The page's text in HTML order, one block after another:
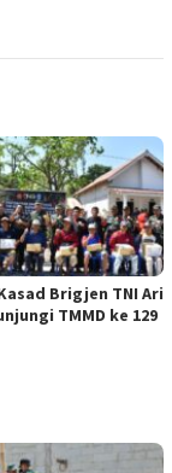
Brigjen TNI Ari
TMMD ke 129